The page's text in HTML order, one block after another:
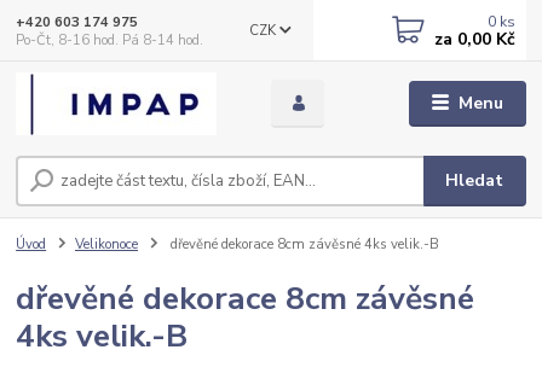
Menu
CZK
Hledat
+420 603 174 975
Po-Čt, 8-16 hod. Pá 8-14 hod.
0 ks
za 0,00 Kč
Úvod Velikonoce dřevěné dekorace 8cm závěsné 4ks velik.-B
dřevěné dekorace 8cm závěsné
4ks velik.-B